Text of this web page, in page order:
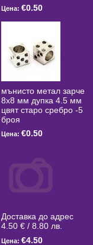
Цена: €0.50
мънисто метал зарче
8x8 мм дупка 4.5 мм
цвят старо сребро -5
броя
Цена: €0.50
Доставка до адрес
4.50 € / 8.80 лв.
Цена: €4.50